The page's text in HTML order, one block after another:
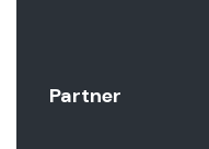
Partner